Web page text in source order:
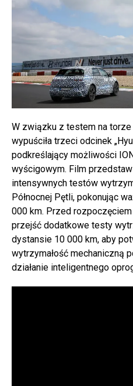
W związku z testem na torze
wypuściła trzeci odcinek
podkreślający możliwości
wyścigowym. Film
intensywnych testów
Północnej Pętli, pokonując
000 km. Przed
przejść dodatkowe testy
dystansie 10 000 km, aby
wytrzymałość mechaniczną
działanie inteligentnego